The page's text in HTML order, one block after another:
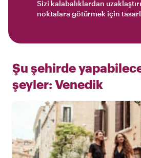
Sizi kalabalıklardan
noktalara götürmek için
Şu şehirde
şeyler: Venedik